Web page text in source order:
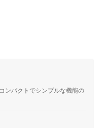
ンパクトでシンプルな機能の